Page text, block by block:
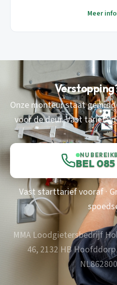
Meer
Onze monteur staat
voor de deur. Vast tarief
NU
BEL
Vast starttarief vooraf ·
MMA Loodgietersbedrijf
46, 2132 HB Hoofddorp